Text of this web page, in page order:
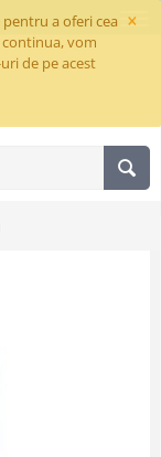
×
a oferi cea
vom
de pe acest